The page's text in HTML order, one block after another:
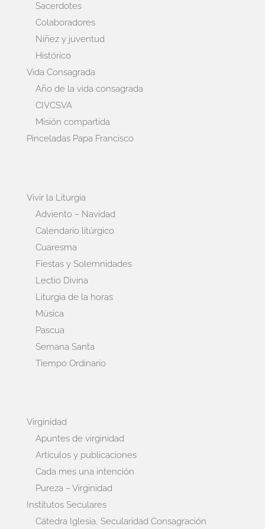
Sacerdotes
Colaboradores
Niñez y juventud
Histórico
Vida Consagrada
Año de la vida consagrada
CIVCSVA
Misión compartida
Pinceladas Papa Francisco
Vivir la Liturgia
Adviento – Navidad
Calendario litúrgico
Cuaresma
Fiestas y Solemnidades
Lectio Divina
Liturgia de la horas
Música
Pascua
Semana Santa
Tiempo Ordinario
Virginidad
Apuntes de virginidad
Artículos y publicaciones
Cada mes una intención
Pureza – Virginidad
Institutos Seculares
Cátedra Iglesia, Secularidad Consagración